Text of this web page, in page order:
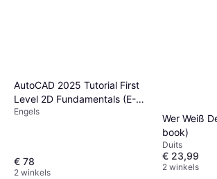
AutoCAD 2025 Tutorial First
Level 2D Fundamentals (E-
book, 2015)
Engels
€ 78
2 winkels
Wer Weiß
book)
Duits
€ 23,99
2 winkels